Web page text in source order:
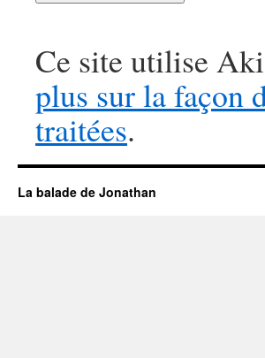
Ce site utilise
plus sur la façon
traitées.
La balade de Jonathan